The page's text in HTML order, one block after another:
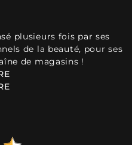
plusieurs fois par ses
de la beauté, pour ses
de magasins !